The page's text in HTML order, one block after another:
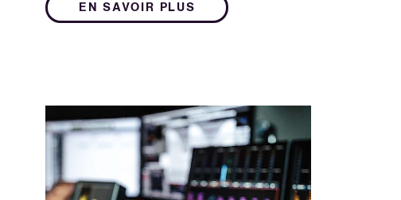
EN SAVOIR PLUS